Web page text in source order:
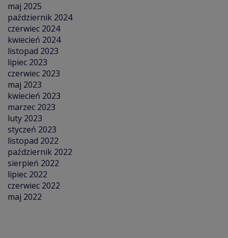
maj 2025
październik 2024
czerwiec 2024
kwiecień 2024
listopad 2023
lipiec 2023
czerwiec 2023
maj 2023
kwiecień 2023
marzec 2023
luty 2023
styczeń 2023
listopad 2022
październik 2022
sierpień 2022
lipiec 2022
czerwiec 2022
maj 2022